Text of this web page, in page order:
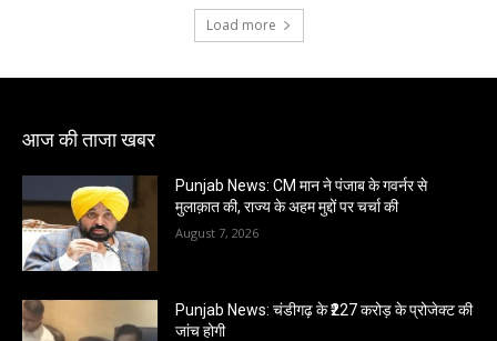
Load more
आज की ताजा खबर
Punjab News: CM मान ने पंजाब के गवर्नर से
मुलाक़ात की, राज्य के अहम मुद्दों पर चर्चा की
August 7, 2026
Punjab News: चंडीगढ़ के ₹227 करोड़ के प्रोजेक्ट की
जांच होगी